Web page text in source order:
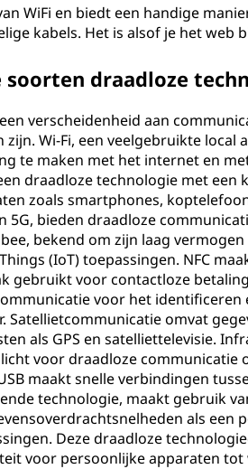
WiFi en biedt een handige
kabels. Het is alsof je het web
draadloze
verscheidenheid aan
Wi-Fi, een veelgebruikte local
te maken met het internet en
draadloze technologie met een
zoals smartphones,
5G, bieden draadloze
bekend om zijn laag
(IoT) toepassingen. NFC
gebruikt voor contactloze
voor het identificeren
Satellietcommunicatie omvat
als GPS en satelliettelevisie.
voor draadloze communicatie
maakt snelle verbindingen
technologie, maakt gebruik
als een
Deze draadloze
voor persoonlijke apparaten